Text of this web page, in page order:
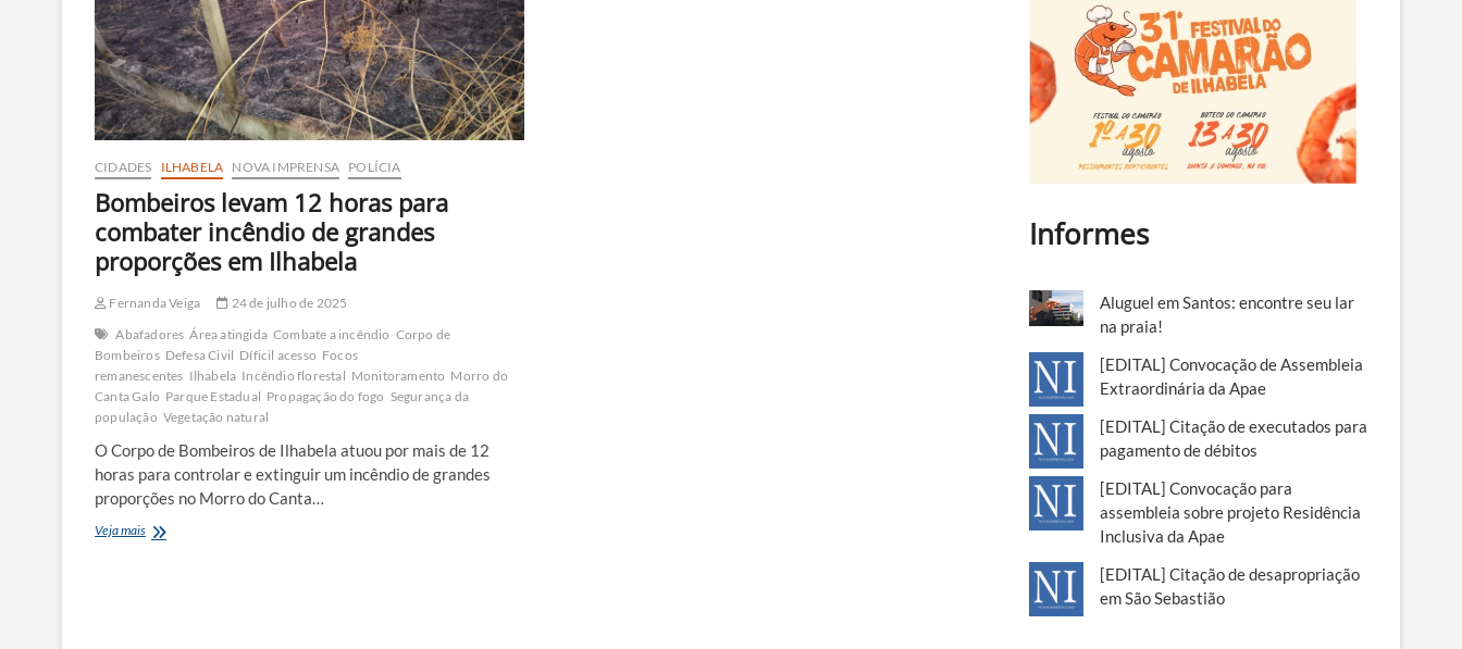
CIDADES ILHABELA NOVA IMPRENSA POLÍCIA
Bombeiros levam 12 horas para
combater incêndio de grandes
proporções em Ilhabela
Fernanda Veiga
24 de julho de 2025
Abafadores Área atingida Combate a incêndio Corpo de
Bombeiros Defesa Civil Díficil acesso Focos
remanescentes Ilhabela Incêndio florestal Monitoramento Morro do
Canta Galo Parque Estadual Propagação do fogo Segurança da
população Vegetação natural
O Corpo de Bombeiros de Ilhabela atuou por mais de 12
horas para controlar e extinguir um incêndio de grandes
proporções no Morro do Canta…
Veja maisBombeiros
Informes
Aluguel em Santos: encontre seu lar
na praia!
[EDITAL] Convocação de Assembleia
Extraordinária da Apae
[EDITAL] Citação de executados para
pagamento de débitos
[EDITAL] Convocação para
assembleia sobre projeto Residência
Inclusiva da Apae
[EDITAL] Citação de desapropriação
em São Sebastião